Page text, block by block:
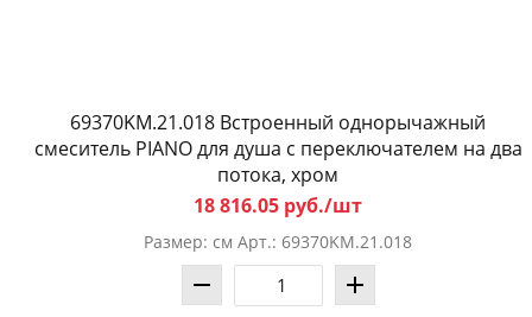
69370KM.21.018 Встроенный однорычажный
смеситель PIANO для душа с переключателем на два
потока, хром
18 816.05 руб./шт
Размер: см Арт.: 69370KM.21.018